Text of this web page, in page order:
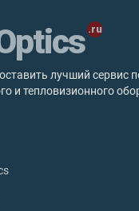
лучший сервис
и тепловизионного